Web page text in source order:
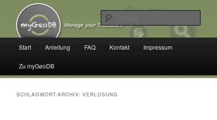
primären
springen
sekundären
springenmyGeoDB
Manage your Trackables
Start Anleitung FAQ Kontakt Impressum
Zu myGeoDB
SCHLAGWORT-ARCHIV:VERLOSUNG